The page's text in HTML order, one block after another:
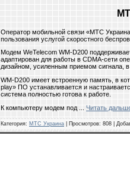
Оператор мобильной связи «МТС
пользования услугой скоростного
Модем WeTelecom WM-D200
адаптирован для работы в CDMA-сети
дизайном, усиленным приемом сигнала,
WM-D200 имеет встроенную память, в
play» ПО устанавливается и
система полностью готова к работе.
К компьютеру модем под
Читать
Категория: МТС Украина | Просмотров: 808 |